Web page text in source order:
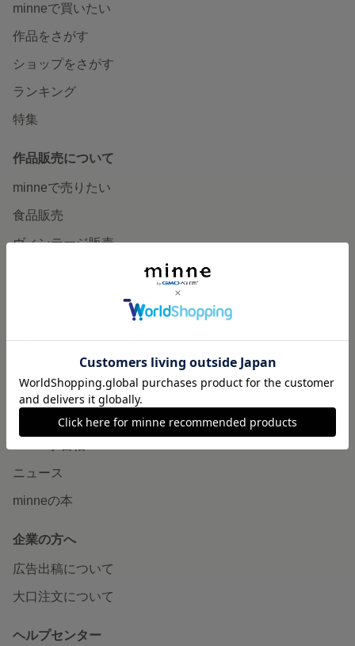
minneで買いたい
作品をさがす
ショップをさがす
ランキング
特集
作品販売について
minneで売りたい
食品販売
ヴィンテージ販売
読みもの
minneとものづくりと
ニュース
minneの本
企業の方へ
広告出稿について
大口注文について
ヘルプセンター